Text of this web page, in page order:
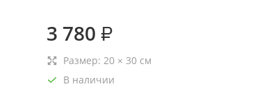
3 780 ₽
Размер: 20 × 30 см
В наличии